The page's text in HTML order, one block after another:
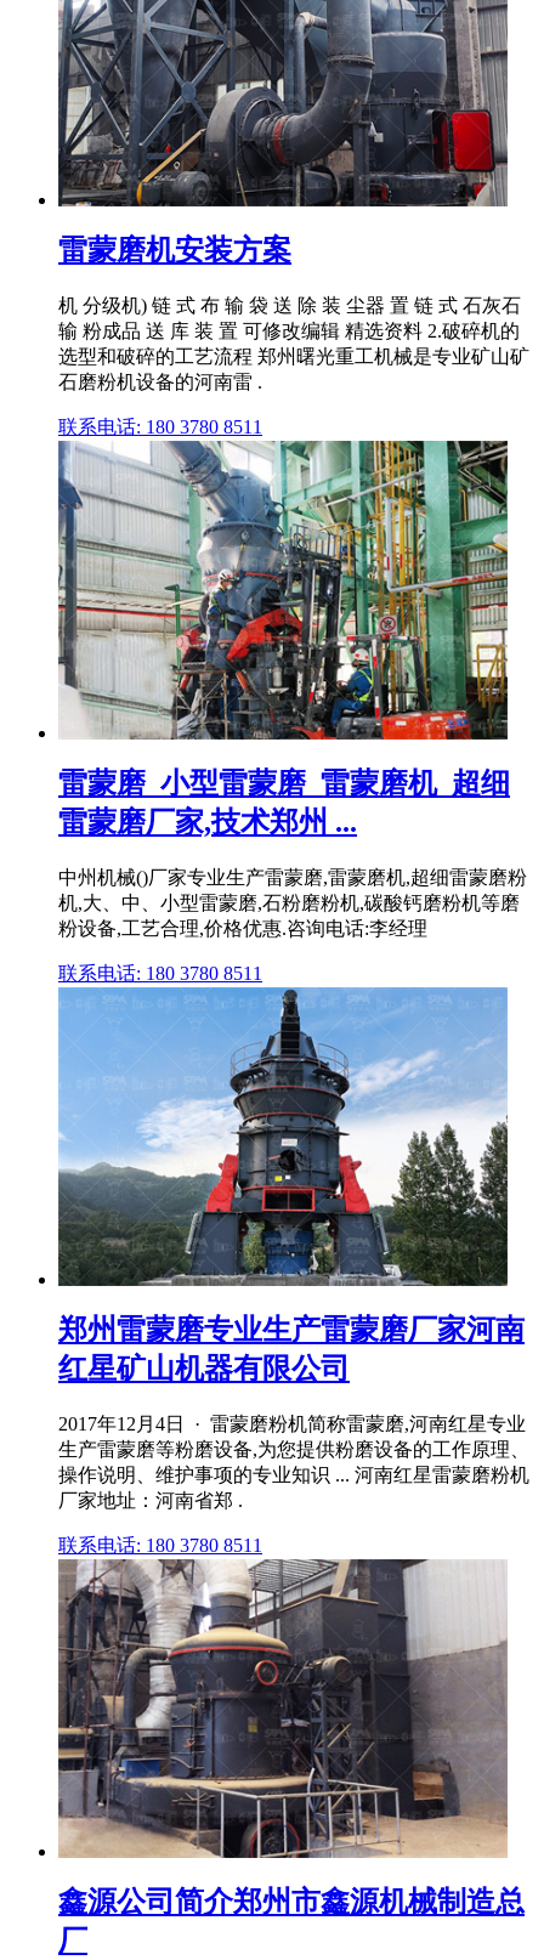
雷蒙磨机安装方案
机 分级机) 链 式 布 输 袋 送 除 装 尘器 置 链 式 石灰石
输 粉成品 送 库 装 置 可修改编辑 精选资料 2.破碎机的
选型和破碎的工艺流程 郑州曙光重工机械是专业矿山矿
石磨粉机设备的河南雷 .
联系电话: 180 3780 8511
雷蒙磨_小型雷蒙磨_雷蒙磨机_超细
雷蒙磨厂家,技术郑州 ...
中州机械()厂家专业生产雷蒙磨,雷蒙磨机,超细雷蒙磨粉
机,大、中、小型雷蒙磨,石粉磨粉机,碳酸钙磨粉机等磨
粉设备,工艺合理,价格优惠.咨询电话:李经理
联系电话: 180 3780 8511
郑州雷蒙磨专业生产雷蒙磨厂家河南
红星矿山机器有限公司
2017年12月4日 · 雷蒙磨粉机简称雷蒙磨,河南红星专业
生产雷蒙磨等粉磨设备,为您提供粉磨设备的工作原理、
操作说明、维护事项的专业知识 ... 河南红星雷蒙磨粉机
厂家地址：河南省郑 .
联系电话: 180 3780 8511
鑫源公司简介郑州市鑫源机械制造总
厂